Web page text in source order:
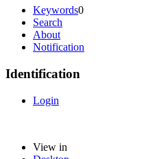
Keywords0
Search
About
Notification
Identification
Login
View in